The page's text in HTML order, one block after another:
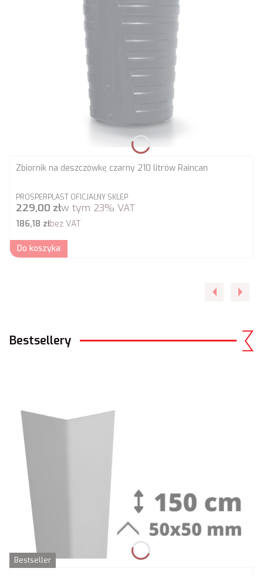
Zbiornik na deszczówkę czarny 210 litrów Raincan
PRODUCENT
PROSPERPLAST OFICJALNY SKLEP
Cena brutto
229,00 złw tym 23% VAT
Cena netto
186,18 złbez VAT
Do koszyka
Bestsellery
Bestseller